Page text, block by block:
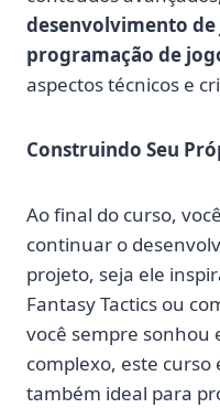
desenvolvimento
programação de
aspectos técnicos e
Construindo Seu
Ao final do curso,
continuar o
projeto, seja ele
Fantasy Tactics ou
você sempre sonhou
complexo, este curso
também ideal para